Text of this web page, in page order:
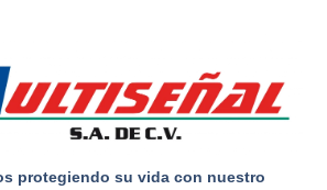
protegiendo su vida con nuestro